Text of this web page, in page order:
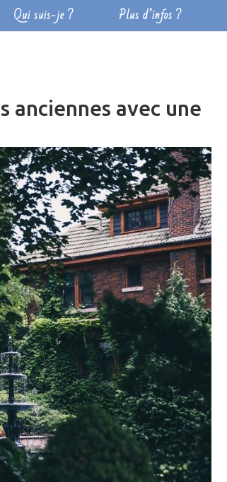
Qui suis-je ? Plus d’infos ?
anciennes avec une